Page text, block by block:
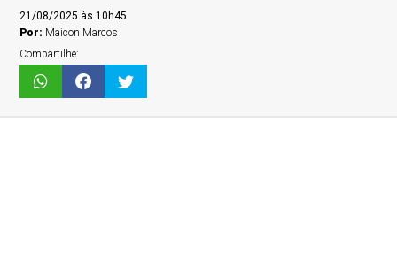
21/08/2025 às 10h45
Por: Maicon Marcos
Compartilhe: